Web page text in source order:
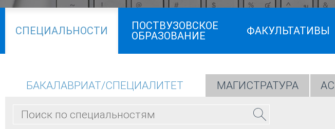
СПЕЦИАЛЬНОСТИ
ПОСТВУЗОВСКОЕ
ОБРАЗОВАНИЕ
ФАКУЛЬТАТИВЫ
БАКАЛАВРИАТ/СПЕЦИАЛИТЕТ МАГИСТРАТУРА